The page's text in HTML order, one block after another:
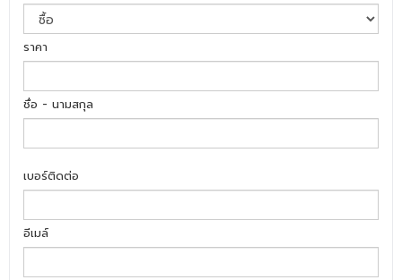
ราคา
ชื่อ - นามสกุล
เบอร์ติดต่อ
อีเมล์